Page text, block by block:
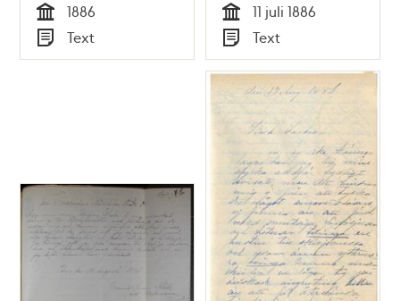
Tid
1886
Typ
Text Tid
11 juli 1886
Typ
Text